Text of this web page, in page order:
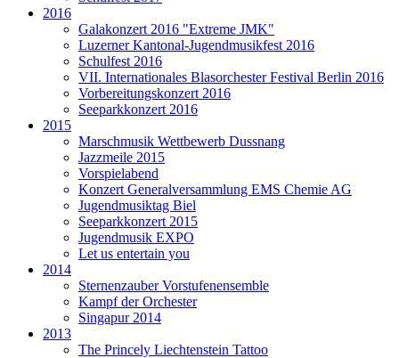
2016
Galakonzert 2016 "Extreme JMK"
Luzerner Kantonal-Jugendmusikfest 2016
Schulfest 2016
VII. Internationales Blasorchester Festival Berlin 2016
Vorbereitungskonzert 2016
Seeparkkonzert 2016
2015
Marschmusik Wettbewerb Dussnang
Jazzmeile 2015
Vorspielabend
Konzert Generalversammlung EMS Chemie AG
Jugendmusiktag Biel
Seeparkkonzert 2015
Jugendmusik EXPO
Let us entertain you
2014
Sternenzauber Vorstufenensemble
Kampf der Orchester
Singapur 2014
2013
The Princely Liechtenstein Tattoo